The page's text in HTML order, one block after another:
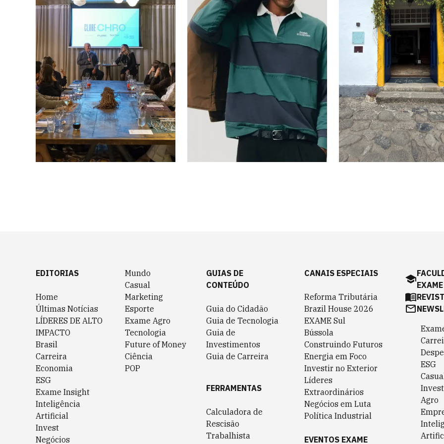
Clube CHRO julho
2026
7 imagens
Presentes Dia dos
Pais 2026
O Quadrado
de Paraty do
Hotel
16 imagens
EDITORIAS
Home
Últimas Notícias
LÍDERES DE ALTO
IMPACTO
Brasil
Carreira
Economia
ESG
Exame Insight
Inteligência
Artificial
Invest
Negócios
Mundo
Casual
Marketing
Esporte
Exame Agro
Tecnologia
Future of Money
Ciência
POP
GUIAS DE
CONTEÚDO
Guia do Cidadão
Guia de Tecnologia
Guia de
Investimentos
Guia de Carreira
FERRAMENTAS
Calculadora de
Rescisão
Trabalhista
CANAIS ESPECIAIS
Reforma Tributária
Brazil House 2026
EXAME Sul
Bússola
Construindo Futuros
Energia em Foco
Investir no Exterior
Líderes
Extraordinários
Negócios em Luta
Política Industrial
EVENTOS EXAME
EXAME
ESG
Invest
Agro